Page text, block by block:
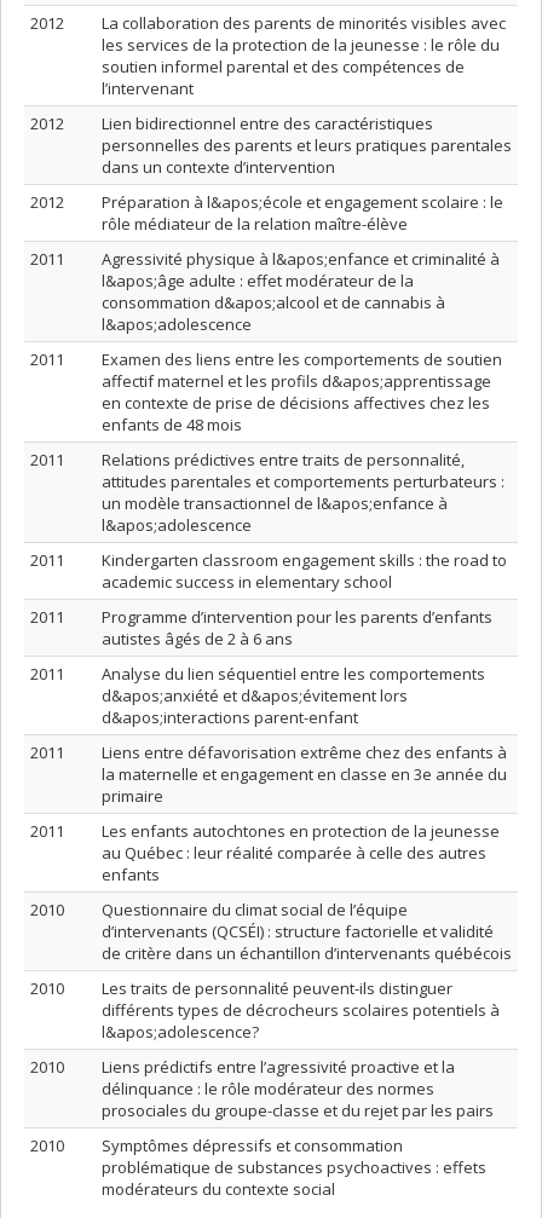
2012
La collaboration des parents de minorités visibles avec
les services de la protection de la jeunesse : le rôle du
soutien informel parental et des compétences de
l’intervenant
2012
Lien bidirectionnel entre des caractéristiques
personnelles des parents et leurs pratiques parentales
dans un contexte d’intervention
2012
Préparation à l&apos;école et engagement scolaire : le
rôle médiateur de la relation maître-élève
2011
Agressivité physique à l&apos;enfance et criminalité à
l&apos;âge adulte : effet modérateur de la
consommation d&apos;alcool et de cannabis à
l&apos;adolescence
2011
Examen des liens entre les comportements de soutien
affectif maternel et les profils d&apos;apprentissage
en contexte de prise de décisions affectives chez les
enfants de 48 mois
2011
Relations prédictives entre traits de personnalité,
attitudes parentales et comportements perturbateurs :
un modèle transactionnel de l&apos;enfance à
l&apos;adolescence
2011
Kindergarten classroom engagement skills : the road to
academic success in elementary school
2011
Programme d’intervention pour les parents d’enfants
autistes âgés de 2 à 6 ans
2011
Analyse du lien séquentiel entre les comportements
d&apos;anxiété et d&apos;évitement lors
d&apos;interactions parent-enfant
2011
Liens entre défavorisation extrême chez des enfants à
la maternelle et engagement en classe en 3e année du
primaire
2011
Les enfants autochtones en protection de la jeunesse
au Québec : leur réalité comparée à celle des autres
enfants
2010
Questionnaire du climat social de l’équipe
d’intervenants (QCSÉI) : structure factorielle et validité
de critère dans un échantillon d’intervenants québécois
2010
Les traits de personnalité peuvent-ils distinguer
différents types de décrocheurs scolaires potentiels à
l&apos;adolescence?
2010
Liens prédictifs entre l’agressivité proactive et la
délinquance : le rôle modérateur des normes
prosociales du groupe-classe et du rejet par les pairs
2010
Symptômes dépressifs et consommation
problématique de substances psychoactives : effets
modérateurs du contexte social